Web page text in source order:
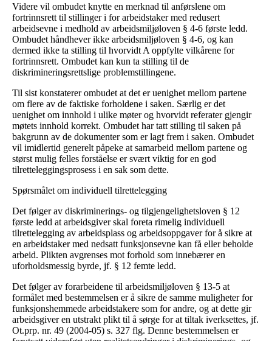
Videre vil ombudet knytte en merknad til anførslene om
fortrinnsrett til stillinger i for arbeidstaker med redusert
arbeidsevne i medhold av arbeidsmiljøloven § 4-6 første ledd.
Ombudet håndhever ikke arbeidsmiljøloven § 4-6, og kan
dermed ikke ta stilling til hvorvidt A oppfylte vilkårene for
fortrinnsrett. Ombudet kan kun ta stilling til de
diskrimineringsrettslige problemstillingene.
Til sist konstaterer ombudet at det er uenighet mellom partene
om flere av de faktiske forholdene i saken. Særlig er det
uenighet om innhold i ulike møter og hvorvidt referater gjengir
møtets innhold korrekt. Ombudet har tatt stilling til saken på
bakgrunn av de dokumenter som er lagt frem i saken. Ombudet
vil imidlertid generelt påpeke at samarbeid mellom partene og
størst mulig felles forståelse er svært viktig for en god
tilretteleggingsprosess i en sak som dette.
Spørsmålet om individuell tilrettelegging
Det følger av diskriminerings- og tilgjengelighetsloven § 12
første ledd at arbeidsgiver skal foreta rimelig individuell
tilrettelegging av arbeidsplass og arbeidsoppgaver for å sikre at
en arbeidstaker med nedsatt funksjonsevne kan få eller beholde
arbeid. Plikten avgrenses mot forhold som innebærer en
uforholdsmessig byrde, jf. § 12 femte ledd.
Det følger av forarbeidene til arbeidsmiljøloven § 13-5 at
formålet med bestemmelsen er å sikre de samme muligheter for
funksjonshemmede arbeidstakere som for andre, og at dette gir
arbeidsgiver en utstrakt plikt til å sørge for at tiltak iverksettes, jf.
Ot.prp. nr. 49 (2004-05) s. 327 flg. Denne bestemmelsen er